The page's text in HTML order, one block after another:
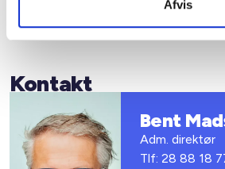
Afvis
Kontakt
Bent
Adm. direktør
Tlf: 28 88 18